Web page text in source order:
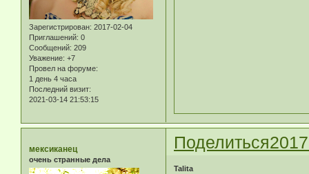
Зарегистрирован: 2017-02-04
Приглашений: 0
Сообщений: 209
Уважение: +7
Провел на форуме:
1 день 4 часа
Последний визит:
2021-03-14 21:53:15
Поделиться
мексиканец
очень странные дела
Talita